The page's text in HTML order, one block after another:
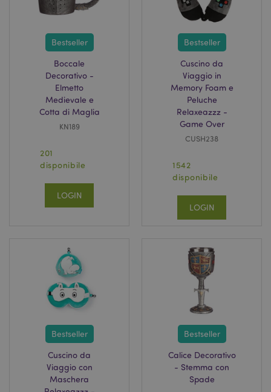
Bestseller
Boccale
Decorativo -
Elmetto
Medievale e
Cotta di Maglia
KN189
201
disponibile
LOGIN
Bestseller
Cuscino da
Viaggio in
Memory Foam e
Peluche
Relaxeazzz -
Game Over
CUSH238
1542
disponibile
LOGIN
Bestseller
Cuscino da
Viaggio con
Maschera
Bestseller
Calice Decorativo
- Stemma con
Spade